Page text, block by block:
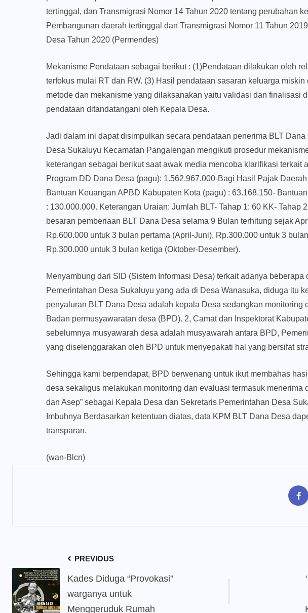
tertinggal, dan Transmigrasi Nomor 14 Tahun 2020 tentang perubahan
Pembangunan daerah tertinggal dan Transmigrasi Nomor 11 Tahun
Desa Tahun 2020 (Permendes)
Mekanisme Pendataan sebagai berikut : (1)Pendataan dilakukan oleh
terfokus mulai RT dan RW. (3) Hasil pendataan sasaran keluarga
metode dan mekanisme yang dilaksanakan yaitu validasi dan finalisasi
pendataan ditandatangani oleh Kepala Desa.
Jadi dalam ini dapat disimpulkan secara pendataan penerima BLT
Desa Sukaluyu Kecamatan Pangalengan mengikuti prosedur
keterangan sebagai berikut saat awak media mencoba klarifikasi terkait
Program DD Dana Desa (pagu): 1.562.967.000-Bagi Hasil Pajak
Bantuan Keuangan APBD Kabupaten Kota (pagu) : 63.168.150-
: 130.000.000. Keterangan Uraian: Jumlah BLT- Tahap 1: 60 KK- Tahap
besaran pemberiaan BLT Dana Desa selama 9 Bulan terhitung sejak
Rp.600.000 untuk 3 bulan pertama (April-Juni), Rp.300.000 untuk 3
Rp.300.000 untuk 3 bulan ketiga (Oktober-Desember).
Menyambung dari SID (Sistem Informasi Desa) terkait adanya
Pemerintahan Desa Sukaluyu yang ada di Desa Wanasuka, diduga itu
penyaluran BLT Dana Desa adalah kepala Desa sedangkan monitoring
Badan permusyawaratan desa (BPD). 2, Camat dan Inspektorat
sebelumnya musyawarah desa adalah musyawarah antara BPD,
yang diselenggarakan oleh BPD untuk menyepakati hal yang bersifat
Sehingga kami berpendapat, BPD berwenang untuk ikut membahas
desa sekaligus melakukan monitoring dan evaluasi termasuk menerima
dan Asep” sebagai Kepala Desa dan Sekretaris Pemerintahan Desa
Imbuhnya Berdasarkan ketentuan diatas, data KPM BLT Dana Desa
transparan.
(wan-Blcn)
PREVIOUS
Kades Diduga “Provokasi”
warganya untuk
Menggeruduk Rumah